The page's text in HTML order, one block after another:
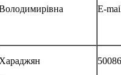
E-
Хараджян